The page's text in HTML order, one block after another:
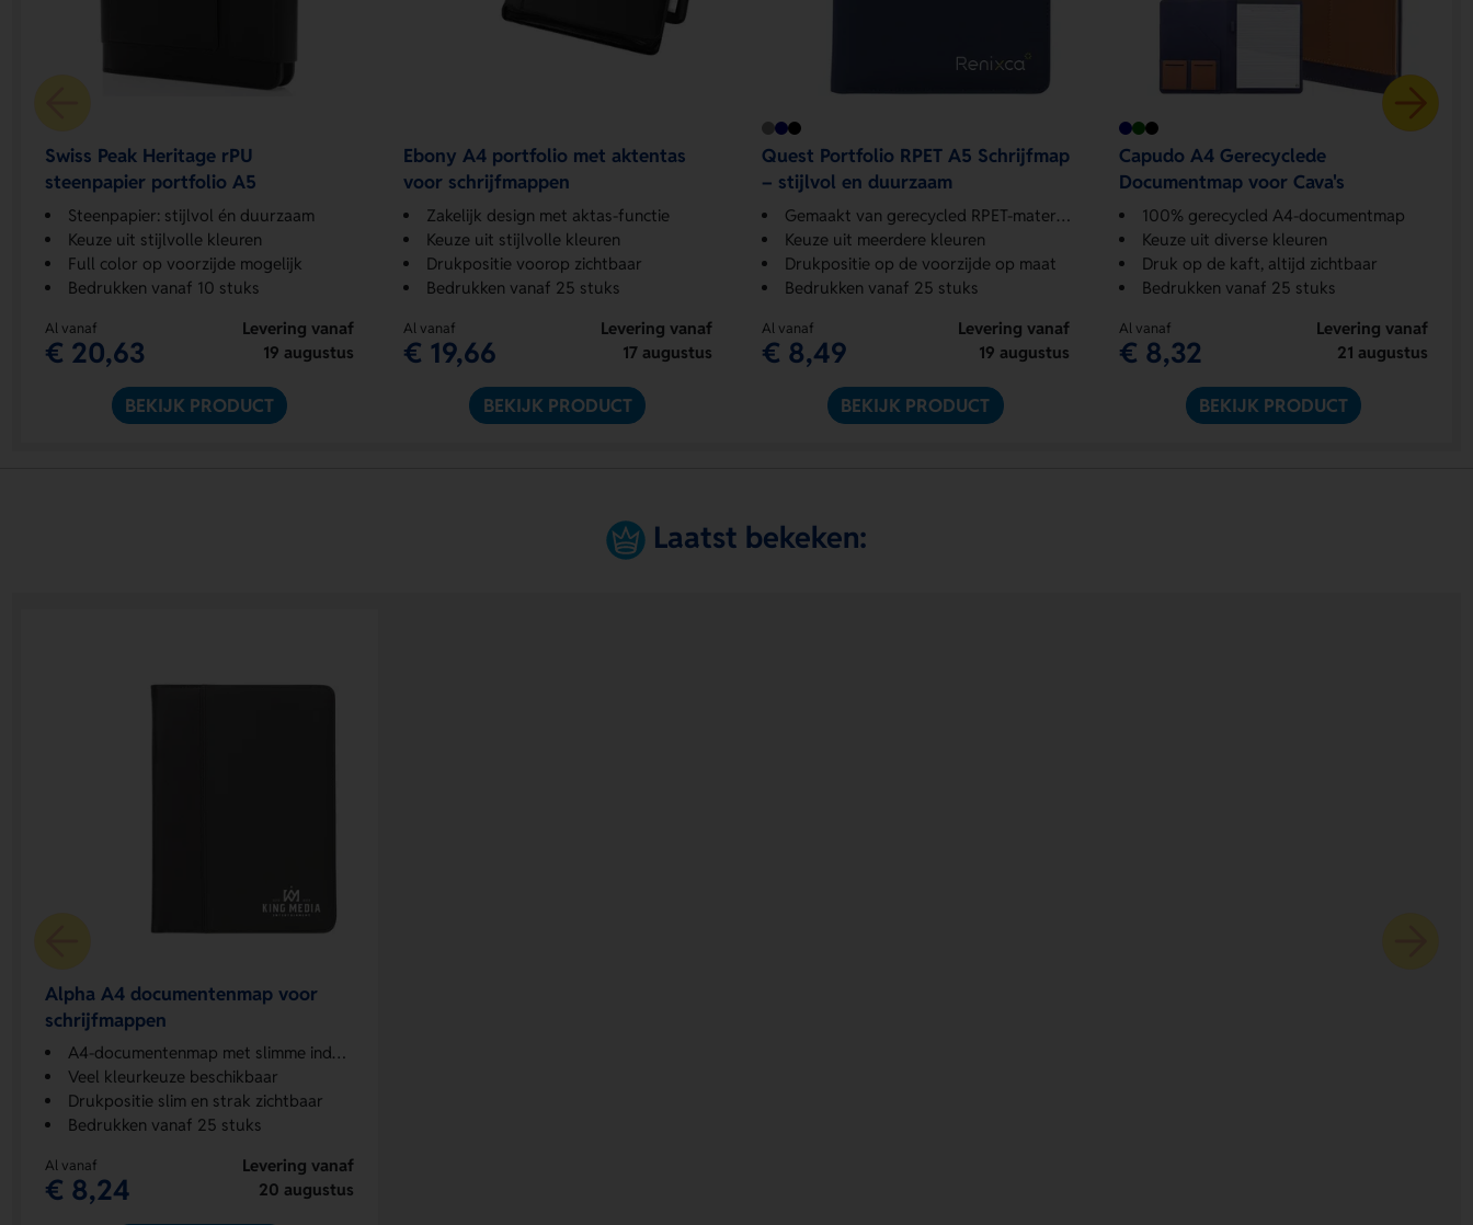
Swiss Peak Heritage rPU
steenpapier portfolio A5
Steenpapier: stijlvol én duurzaam
Keuze uit stijlvolle kleuren
Full color op voorzijde mogelijk
Bedrukken vanaf 10 stuks
Al vanaf
€ 20,63
Levering vanaf
19 augustus
BEKIJK PRODUCT
Ebony A4 portfolio met aktentas
voor schrijfmappen
Zakelijk design met aktas-functie
Keuze uit stijlvolle kleuren
Drukpositie voorop zichtbaar
Bedrukken vanaf 25 stuks
Al vanaf
€ 19,66
Levering vanaf
17 augustus
BEKIJK PRODUCT
Quest Portfolio RPET A5 Schrijfmap
– stijlvol en duurzaam
Gemaakt van gerecycled RPET-materiaal
Keuze uit meerdere kleuren
Drukpositie op de voorzijde op maat
Bedrukken vanaf 25 stuks
Al vanaf
€ 8,49
Levering vanaf
19 augustus
BEKIJK PRODUCT
Capudo A4 Gerecyclede
Documentmap voor Cava's
100% gerecycled A4-documentmap
Keuze uit diverse kleuren
Druk op de kaft, altijd zichtbaar
Bedrukken vanaf 25 stuks
Al vanaf
€ 8,32
Levering vanaf
21 augustus
BEKIJK PRODUCT
Laatst bekeken:
Alpha A4 documentenmap voor
schrijfmappen
A4-documentenmap met slimme indeling
Veel kleurkeuze beschikbaar
Drukpositie slim en strak zichtbaar
Bedrukken vanaf 25 stuks
Al vanaf
€ 8,24
Levering vanaf
20 augustus